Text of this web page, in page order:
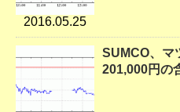
2016.05.25
SUMCO、マ
201,000円の